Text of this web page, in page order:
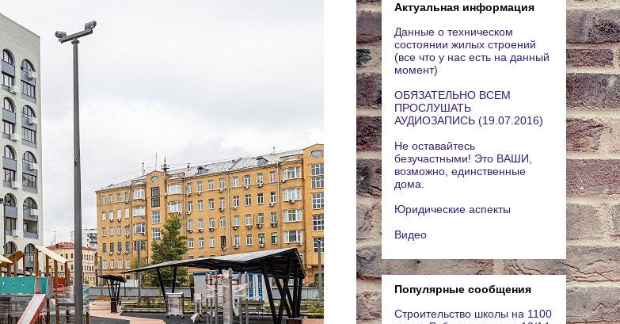
Актуальная информация
Данные о техническом
состоянии жилых строений
(все что у нас есть на данный
момент)
ОБЯЗАТЕЛЬНО ВСЕМ
ПРОСЛУШАТЬ
АУДИОЗАПИСЬ (19.07.2016)
Не оставайтесь
безучастными! Это ВАШИ,
возможно, единственные
дома.
Юридические аспекты
Видео
Популярные сообщения
Строительство школы на 1100